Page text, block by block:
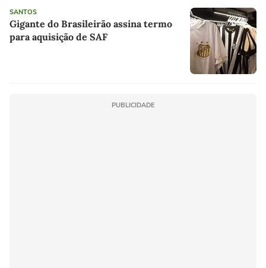
SANTOS
Gigante do Brasileirão assina termo
para aquisição de SAF
PUBLICIDADE